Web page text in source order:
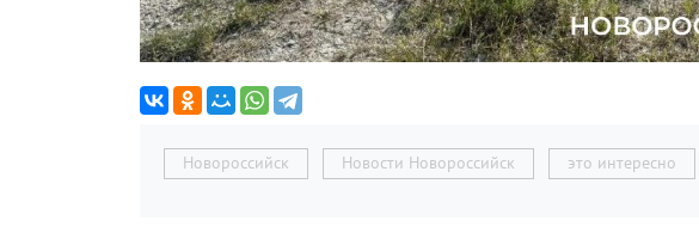
Новороссийск Новости Новороссийск это интересно